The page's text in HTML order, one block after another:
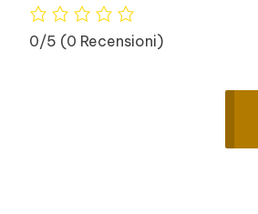
0/5 (0 Recensioni)